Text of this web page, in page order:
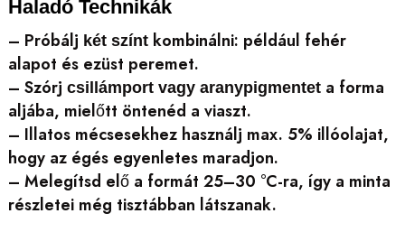
Haladó Technikák
– Próbálj két színtkombinálni: például fehér
alapot és ezüst peremet.
– Szórj csillámport vagy aranypigmenteta forma
aljába, mielőtt öntenéd a viaszt.
– Illatos mécsesekhez használj max. 5% illóolajat,
hogy az égés egyenletes maradjon.
– Melegítsd elő a formát 25–30 °C-ra, így a minta
részletei még tisztábban látszanak.